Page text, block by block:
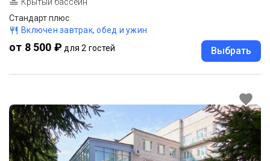
Стандарт плюс
Включен завтрак, обед и ужин
от 8 500 ₽ для 2 гостей Выбрать